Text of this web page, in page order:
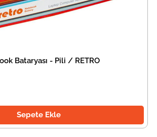
Bataryası - Pili / RETRO
Sepete Ekle